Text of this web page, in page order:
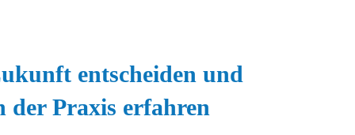
entscheiden und
der Praxis erfahren